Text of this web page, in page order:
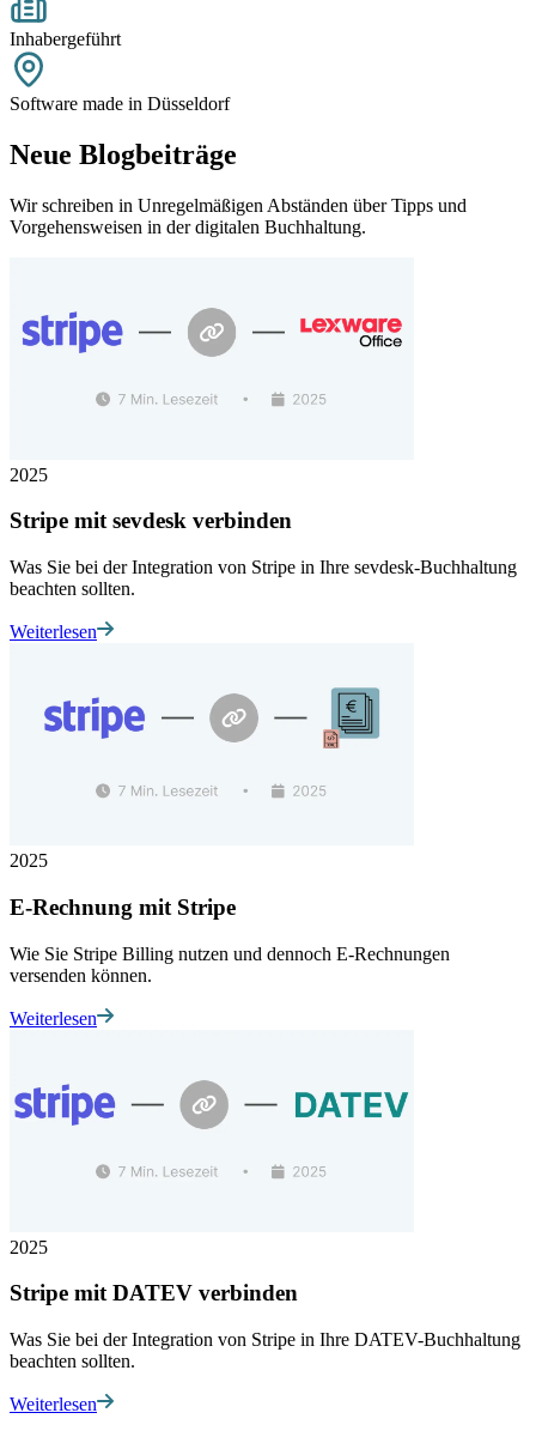
Inhabergeführt
Software made in Düsseldorf
Neue Blogbeiträge
Wir schreiben in Unregelmäßigen Abständen über Tipps und
Vorgehensweisen in der digitalen Buchhaltung.
2025
Stripe mit sevdesk verbinden
Was Sie bei der Integration von Stripe in Ihre sevdesk-Buchhaltung
beachten sollten.
Weiterlesen
2025
E-Rechnung mit Stripe
Wie Sie Stripe Billing nutzen und dennoch E-Rechnungen
versenden können.
Weiterlesen
2025
Stripe mit DATEV verbinden
Was Sie bei der Integration von Stripe in Ihre DATEV-Buchhaltung
beachten sollten.
Weiterlesen